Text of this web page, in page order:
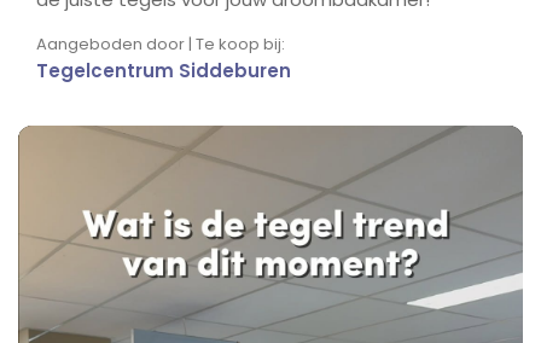
Aangeboden door | Te koop bij:
Tegelcentrum Siddeburen